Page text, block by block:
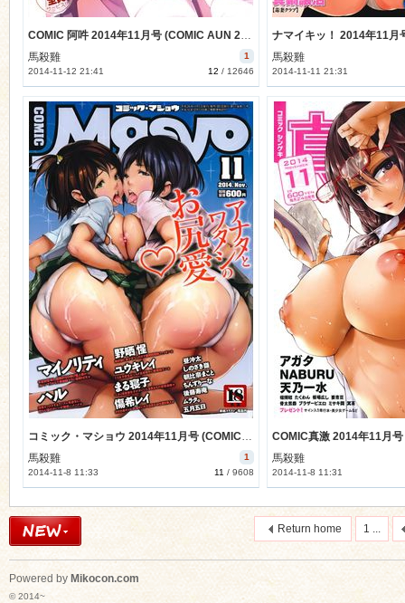
COMIC 阿吽 2014年11月号 (COMIC AUN 2014-11)
1
馬殺雞
12 / 12646
2014-11-12 21:41
馬殺雞
2014-11-11 21:31
コミック・マショウ 2014年11月号 (COMIC Masyo 2014-11)
1
馬殺雞
11 / 9608
2014-11-8 11:33
馬殺雞
2014-11-8 11:31
1 ...
Return home
Powered by Mikocon.com
© 2014~